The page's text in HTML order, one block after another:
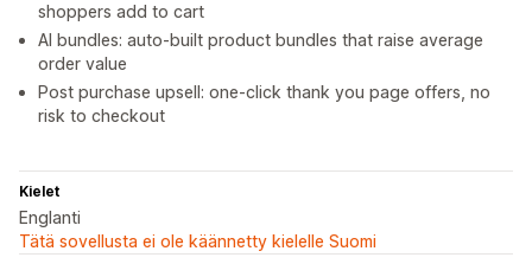
shoppers add to cart
AI bundles: auto-built product bundles that raise average
order value
Post purchase upsell: one-click thank you page offers, no
risk to checkout
Kielet
Englanti
Tätä sovellusta ei ole käännetty kielelle Suomi